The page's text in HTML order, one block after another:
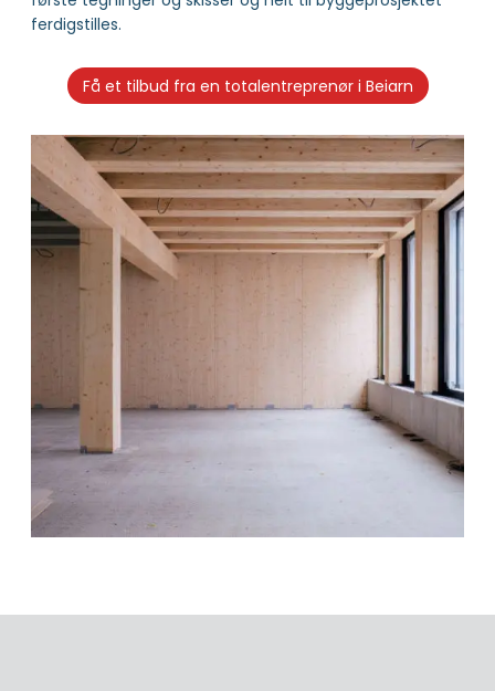
ferdigstilles.
Få et tilbud fra en totalentreprenør i Beiarn